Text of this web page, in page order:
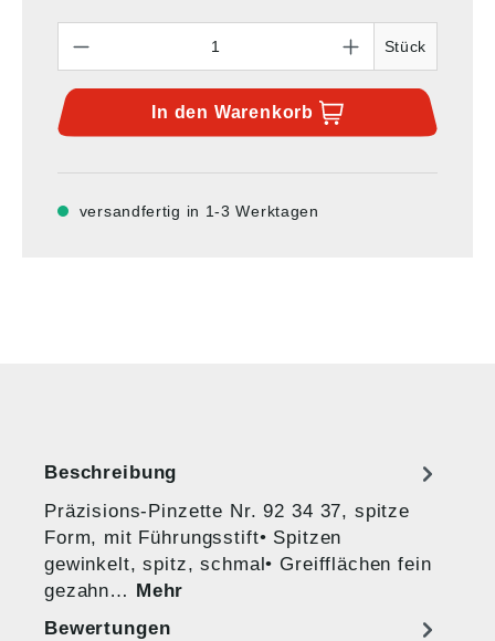
Stück
In den Warenkorb
versandfertig in 1-3 Werktagen
Beschreibung
Präzisions-Pinzette Nr. 92 34 37, spitze
Form, mit Führungsstift• Spitzen
gewinkelt, spitz, schmal• Greifflächen fein
gezahn… Mehr
Bewertungen